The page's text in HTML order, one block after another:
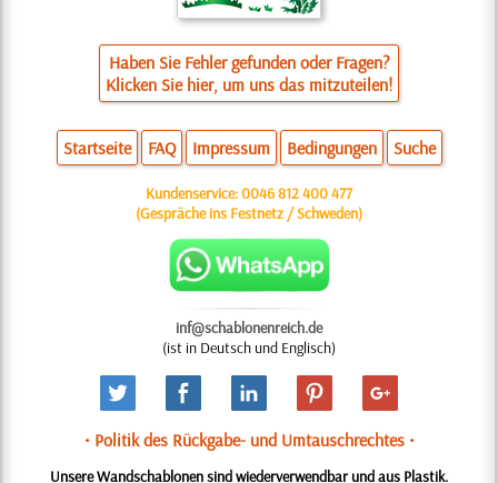
Haben Sie Fehler gefunden oder Fragen?
Klicken Sie hier, um uns das mitzuteilen!
Startseite FAQ Impressum Bedingungen Suche
Kundenservice:0046 812 400 477
(Gespräche ins Festnetz / Schweden)
inf@schablonenreich.de
(ist in Deutsch und Englisch)
• Politik des Rückgabe- und Umtauschrechtes •
Unsere Wandschablonen sind wiederverwendbar und aus Plastik.